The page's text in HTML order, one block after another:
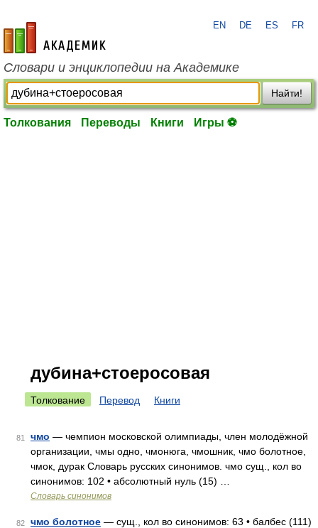
academic.ru
EN DE ES FR
Словари и энциклопедии на Академике
Найти!
Толкования Переводы Книги Игры ⚽
дубина+стоеросовая
Толкование Перевод Книги
81 чмо — чемпион московской олимпиады, член молодёжной
организации, чмы одно, чмонюга, чмошник, чмо болотное,
чмок, дурак Словарь русских синонимов. чмо сущ., кол во
синонимов: 102 • абсолютный нуль (15) …
Словарь синонимов
82 чмо болотное — сущ., кол во синонимов: 63 • балбес (111)